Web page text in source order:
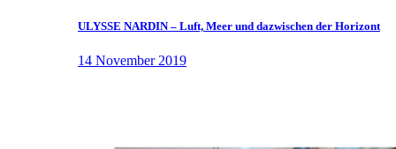
ULYSSE NARDIN – Luft, Meer und dazwischen der Horizont
14 November 2019